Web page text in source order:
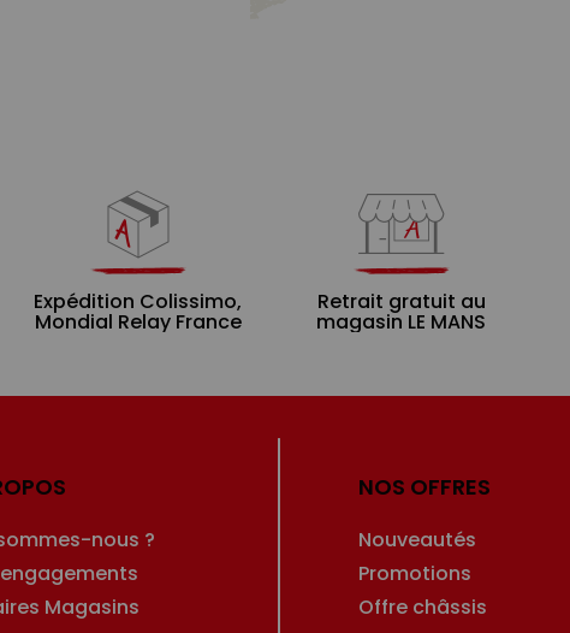
Expédition Colissimo,
Mondial Relay France
Retrait gratuit au
magasin LE MANS
nous ?
Magasins
NOS OFFRES
Nouveautés
Promotions
Offre châssis